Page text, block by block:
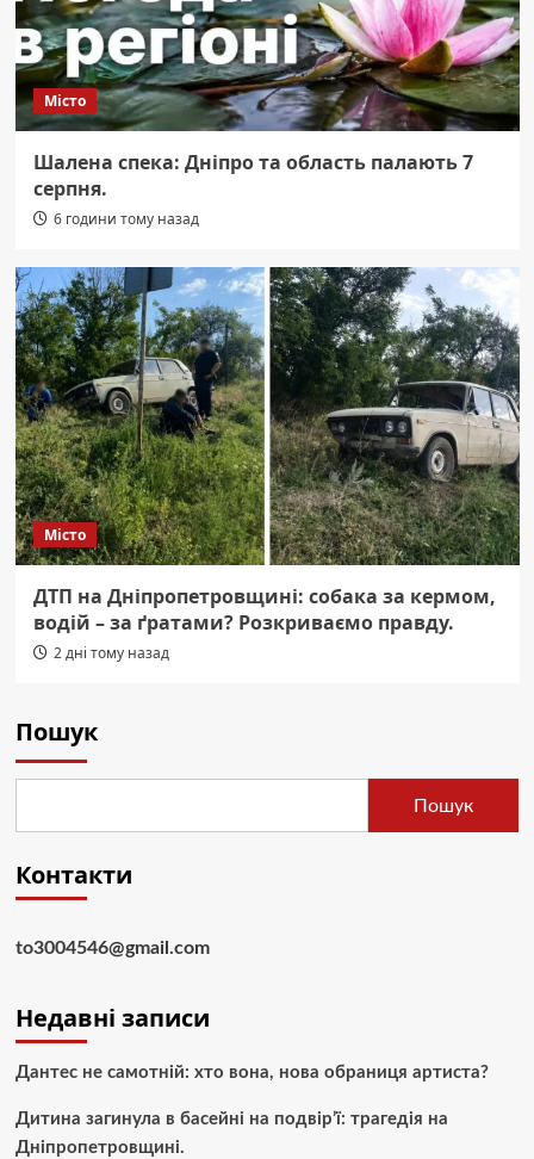
Місто
Шалена спека: Дніпро та область палають 7
серпня.
6 години тому назад
Місто
ДТП на Дніпропетровщині: собака за кермом,
водій – за ґратами? Розкриваємо правду.
2 дні тому назад
Пошук
Пошук
Контакти
to3004546@gmail.com
Недавні записи
Дантес не самотній: хто вона, нова обраниця артиста?
Дитина загинула в басейні на подвір’ї: трагедія на
Дніпропетровщині.